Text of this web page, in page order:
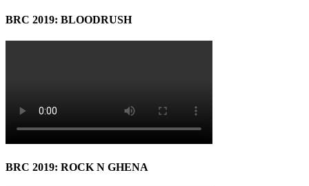
BRC 2019: BLOODRUSH
BRC 2019: ROCK N GHENA